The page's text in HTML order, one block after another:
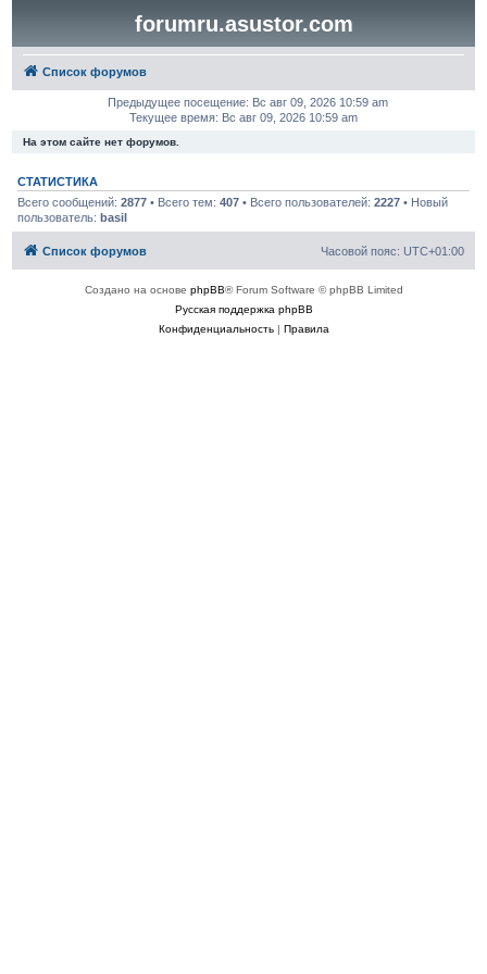
forumru.asustor.com
Список форумов
Предыдущее посещение: Вс авг 09, 2026 10:59 am
Текущее время: Вс авг 09, 2026 10:59 am
На этом сайте нет форумов.
СТАТИСТИКА
Всего сообщений: 2877• Всего тем: 407• Всего пользователей: 2227• Новый
пользователь: basil
Список форумов Часовой пояс: UTC+01:00
Создано на основе phpBB® Forum Software © phpBB Limited
Русская поддержка phpBB
Конфиденциальность| Правила